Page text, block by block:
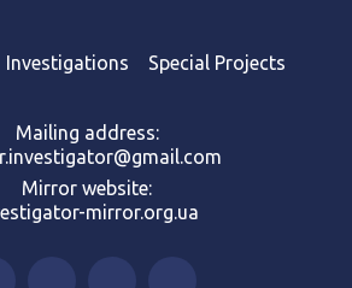
Investigations Special Projects
Mailing address:
Mirror website:
mirror.org.ua